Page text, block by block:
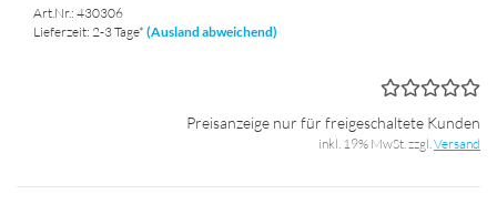
Art.Nr.: 430306
Lieferzeit: 2-3 Tage* (Ausland abweichend)
Preisanzeige nur für freigeschaltete Kunden
inkl. 19% MwSt. zzgl.Versand